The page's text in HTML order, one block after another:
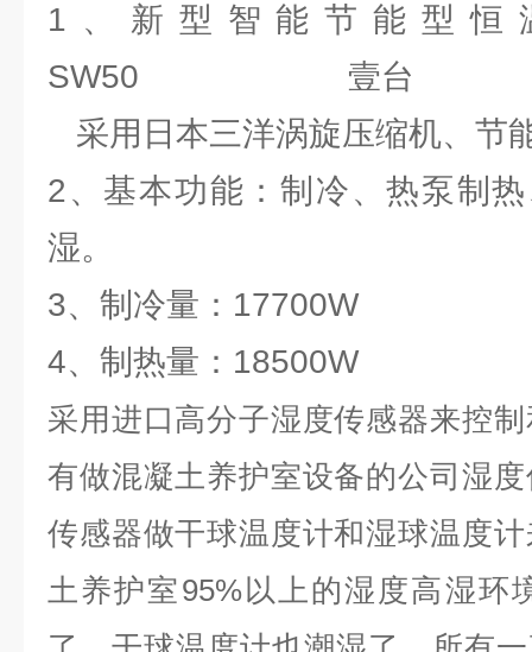
1、新型智能节能型恒
SW50 壹台
采用日本三洋涡旋压缩机、节
2、基本功能：制冷、热泵制
湿。
3、制冷量：17700W
4、制热量：18500W
采用进口高分子湿度传感器来控
有做混凝土养护室设备的公司湿
传感器做干球温度计和湿球温度
土养护室95%以上的湿度高湿环